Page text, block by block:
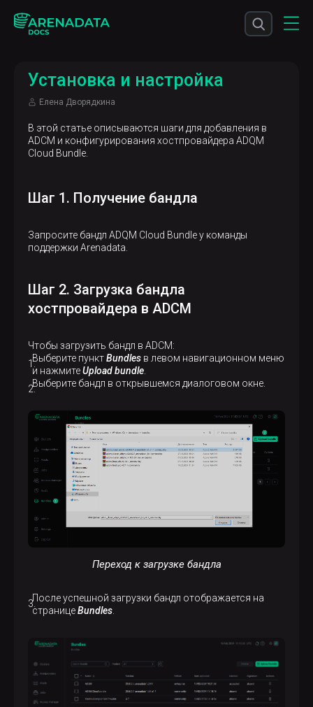
Установка и настройка
Елена Дворядкина
В этой статье описываются шаги для добавления в
ADCM и конфигурирования хостпровайдера ADQM
Cloud Bundle.
Шаг 1. Получение бандла
Запросите бандл ADQM Cloud Bundle у команды
поддержки Arenadata.
Шаг 2. Загрузка бандла
хостпровайдера в ADCM
Чтобы загрузить бандл в ADCM:
Выберите пунктBundles в левом навигационном меню
и нажмитеUpload bundle
Выберите бандл в открывшемся диалоговом окне.
Переход к загрузке бандла
После успешной загрузки бандл отображается на
страницеBundles